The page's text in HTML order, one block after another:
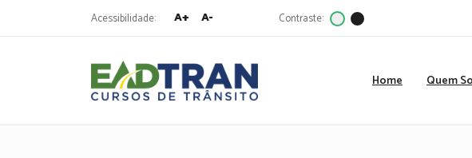
Acessibilidade: A+ A- Contraste:
Eadtran
- Home Quem